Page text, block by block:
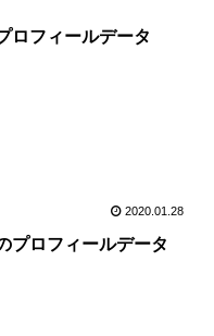
ロフィールデータ
2020.01.28
プロフィールデータ